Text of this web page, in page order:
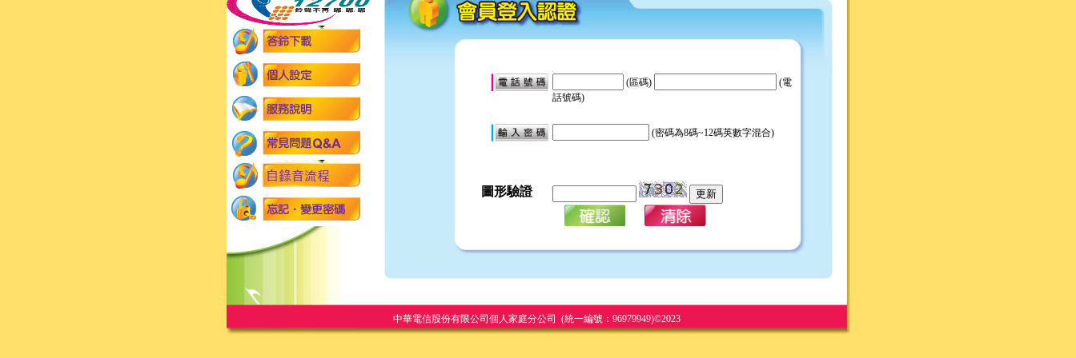
(區碼)
(電
話號碼)
(密碼為8碼~12碼英數字混合)
圖形驗證
中華電信股份有限公司個人家庭分公司 (統一編號：96979949)©2023